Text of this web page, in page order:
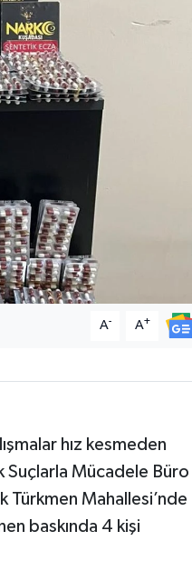
A- A+
hız kesmeden
Suçlarla Mücadele Büro
Mahallesi’nde
baskında 4 kişi